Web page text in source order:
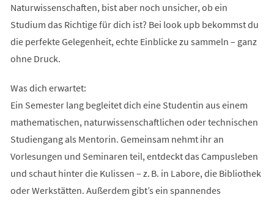
Naturwissenschaften, bist aber noch unsicher, ob ein
Studium das Richtige für dich ist? Bei look upb bekommst du
die perfekte Gelegenheit, echte Einblicke zu sammeln – ganz
ohne Druck.
Was dich erwartet:
Ein Semester lang begleitet dich eine Studentin aus einem
mathematischen, naturwissenschaftlichen oder technischen
Studiengang als Mentorin. Gemeinsam nehmt ihr an
Vorlesungen und Seminaren teil, entdeckt das Campusleben
und schaut hinter die Kulissen – z. B. in Labore, die Bibliothek
oder Werkstätten. Außerdem gibt’s ein spannendes